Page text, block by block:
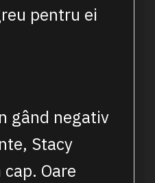
pentru ei
gând negativ
Stacy
Oare